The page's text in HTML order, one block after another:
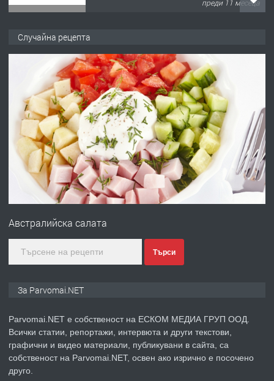
преди 1 година
ПРЕДЛАГА
преди 1 година
ПРЕДЛАГА
Първи поход "По стъпките на Ангел
Войвода"
преди 1 година
ПРЕДЛАГА
Монтажник на малки детайли за
преди 1 година
ПРЕДЛАГА
Продавам апартамент - гр.
Случайна рецепта
Австралийска салата
Търси
За Parvomai.NET
Parvomai.NET е собственост на ЕСКОМ МЕДИА ГРУП ООД.
Всички статии, репортажи, интервюта и други текстови,
графични и видео материали, публикувани в сайта, са
собственост на Parvomai.NET, освен ако изрично е посочено
друго.